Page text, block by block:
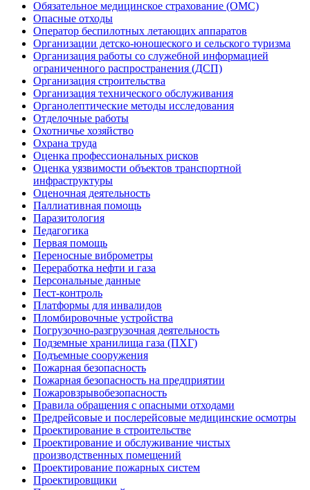
Обязательное медицинское страхование (ОМС)
Опасные отходы
Оператор беспилотных летающих аппаратов
Организации детско-юношеского и сельского туризма
Организация работы со служебной информацией
ограниченного распространения (ДСП)
Организация строительства
Организация технического обслуживания
Органолептические методы исследования
Отделочные работы
Охотничье хозяйство
Охрана труда
Оценка профессиональных рисков
Оценка уязвимости объектов транспортной
инфраструктуры
Оценочная деятельность
Паллиативная помощь
Паразитология
Педагогика
Первая помощь
Переносные виброметры
Переработка нефти и газа
Персональные данные
Пест-контроль
Платформы для инвалидов
Пломбировочные устройства
Погрузочно-разгрузочная деятельность
Подземные хранилища газа (ПХГ)
Подъемные сооружения
Пожарная безопасность
Пожарная безопасность на предприятии
Пожаровзрывобезопасность
Правила обращения с опасными отходами
Предрейсовые и послерейсовые медицинские осмотры
Проектирование в строительстве
Проектирование и обслуживание чистых
производственных помещений
Проектирование пожарных систем
Проектировщики